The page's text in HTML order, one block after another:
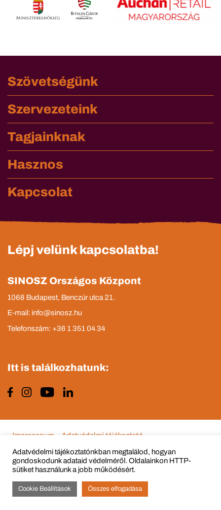
Szövetségünk
Szervezeteink
Tagjainknak
Hasznos
Kapcsolat
Lépj velünk kapcsolatba!
SINOSZ Országos Központ
1068 Budapest, Benczúr utca 21.
E-mail: info@sinosz.hu
Telefonszám: +36 1 351 04 34
Itt is találkozhatunk:
© Copyright 2015 - 2022 All Rights Reserved
Impresszum Adatvédelmi tájékoztató
Adatvédelmi tájékoztatónkban megtalálod, hogyan
gondoskodunk adataid védelméről. Oldalainkon HTTP-
sütiket használunk a jobb működésért.
Cookie Beállítások Összes elfogadása